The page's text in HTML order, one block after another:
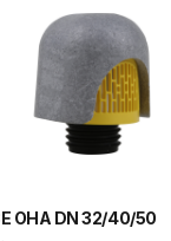
OHA DN 32/40/50